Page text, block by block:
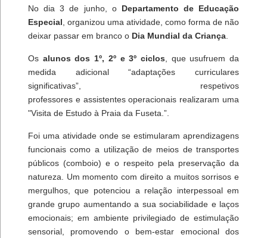
No dia 3 de junho, o Departamento de Educação
Especial , organizou uma atividade, como forma de não
deixar passar em branco o Dia Mundial da Criança.
Os alunos dos 1º, 2º e 3º ciclos , que usufruem da
medida adicional “adaptações curriculares
significativas”, respetivos
professores e assistentes operacionais realizaram uma
"Visita de Estudo à Praia da Fuseta.”.
Foi uma atividade onde se estimularam aprendizagens
funcionais como a utilização de meios de transportes
públicos (comboio) e o respeito pela preservação da
natureza. Um momento com direito a muitos sorrisos e
mergulhos, que potenciou a relação interpessoal em
grande grupo aumentando a sua sociabilidade e laços
emocionais; em ambiente privilegiado de estimulação
sensorial, promovendo o bem-estar emocional dos